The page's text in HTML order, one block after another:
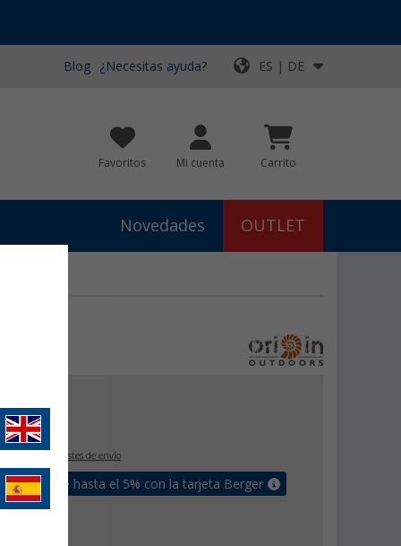
Blog ¿Necesitas ayuda? ES | DE
Favoritos Mi cuenta Carrito
Novedades OUTLET
€
+ Costes de envío
un bonus de hasta el 5% con la tarjeta Berger